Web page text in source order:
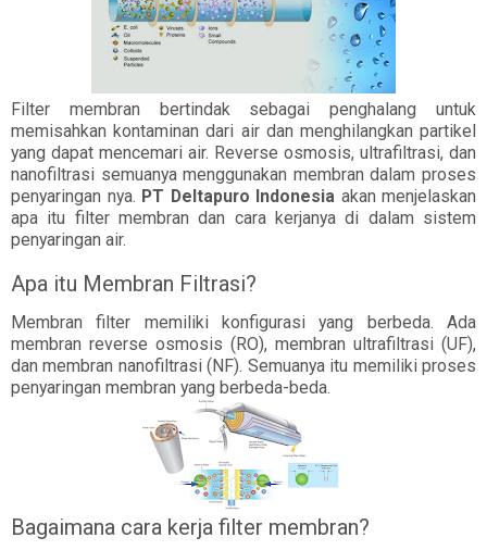
Filter membran bertindak sebagai penghalang untuk
memisahkan kontaminan dari air dan menghilangkan partikel
yang dapat mencemari air. Reverse osmosis, ultrafiltrasi, dan
nanofiltrasi semuanya menggunakan membran dalam proses
penyaringan nya. PT Deltapuro Indonesia akan menjelaskan
apa itu filter membran dan cara kerjanya di dalam sistem
penyaringan air.
Apa itu Membran Filtrasi?
Membran filter memiliki konfigurasi yang berbeda. Ada
membran reverse osmosis (RO), membran ultrafiltrasi (UF),
dan membran nanofiltrasi (NF). Semuanya itu memiliki proses
penyaringan membran yang berbeda-beda.
Bagaimana cara kerja filter membran?